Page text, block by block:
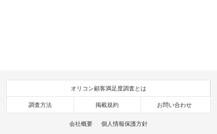
オリコン顧客満足度調査とは
調査方法 掲載規約 お問い合わせ
会社概要 個人情報保護方針